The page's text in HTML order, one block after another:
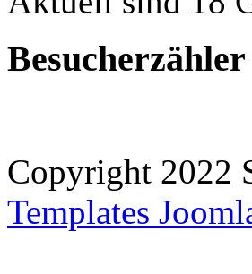
Besucherzähler
Copyright 2022
Templates